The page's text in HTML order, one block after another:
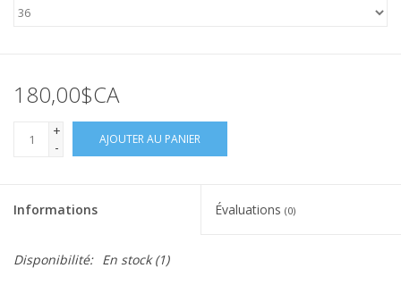
180,00$CA
+
-
AJOUTER AU PANIER
Informations Évaluations (0)
Disponibilité: En stock(1)